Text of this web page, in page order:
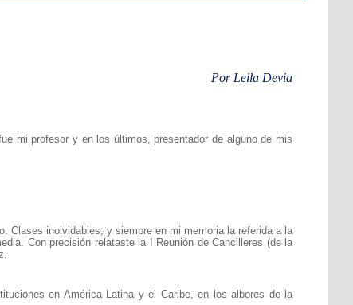
Por Leila Devia
mi profesor y en los últimos, presentador de alguno de mis
Clases inolvidables; y siempre en mi memoria la referida a la
Con precisión relataste la I Reunión de Cancilleres (de la
en América Latina y el Caribe, en los albores de la